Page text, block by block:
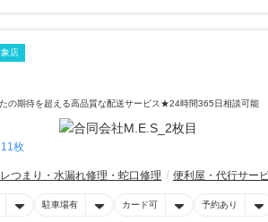
店
の期待を超える高品質な配送サービス★24時間365日相談可能
11枚
レつまり・水漏れ修理・蛇口修理 便利屋・代行サー
駐車場有 カード可 予約あり